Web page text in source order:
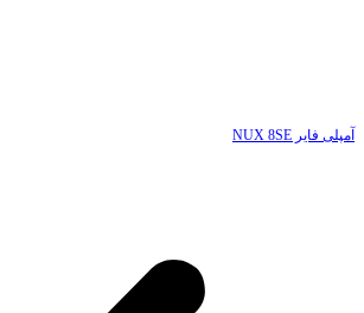
آمپلی فایر NUX 8SE